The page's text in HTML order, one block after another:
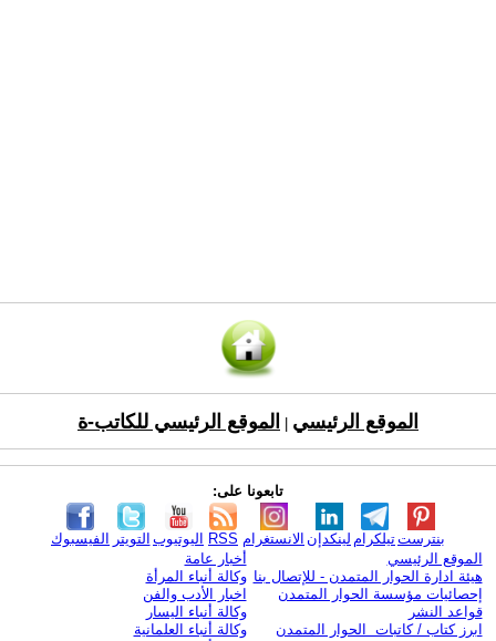
الموقع الرئيسي الموقع الرئيسي للكاتب-ة
تابعونا على:
الفيسبوك التويتر اليوتيوب RSS الانستغرام لينكدإن تيلكرامبنترست
الموقع الرئيسي
هيئة ادارة الحوار المتمدن - للإتصال بنا
إحصائيات مؤسسة الحوار المتمدن
قواعد النشر
ابرز كتاب / كاتبات الحوار المتمدن
أخبار عامة
وكالة أنباء المرأة
اخبار الأدب والفن
وكالة أنباء اليسار
وكالة أنباء العلمانية